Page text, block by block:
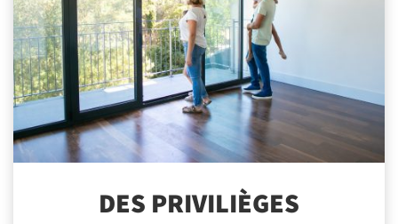
DES PRIVILIÈGES